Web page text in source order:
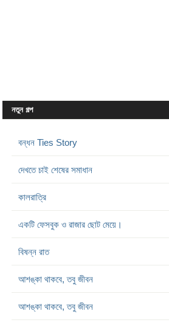
নতুন গল্প
বন্ধন Ties Story
দেখতে চাই শেষের সমাধান
কালরাত্রি
একটি ফেসবুক ও রাজার ছোট মেয়ে।
বিষন্ন রাত
আশঙ্কা থাকবে, তবু জীবন
আশঙ্কা থাকবে, তবু জীবন